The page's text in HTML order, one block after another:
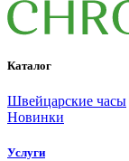
Каталог
Швейцарские часы
Новинки
Услуги